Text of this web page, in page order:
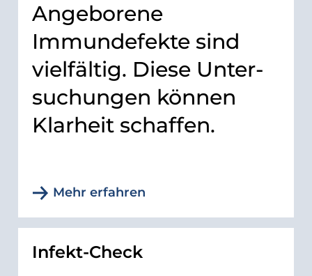
Angeborene
Immundefekte sind
vielfältig. Diese Unter-
suchungen können
Klarheit schaffen.
Mehr erfahren
Infekt-Check